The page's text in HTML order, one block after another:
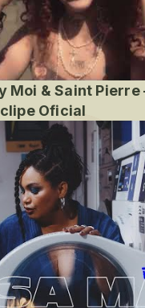
Moi & Saint
Oficial